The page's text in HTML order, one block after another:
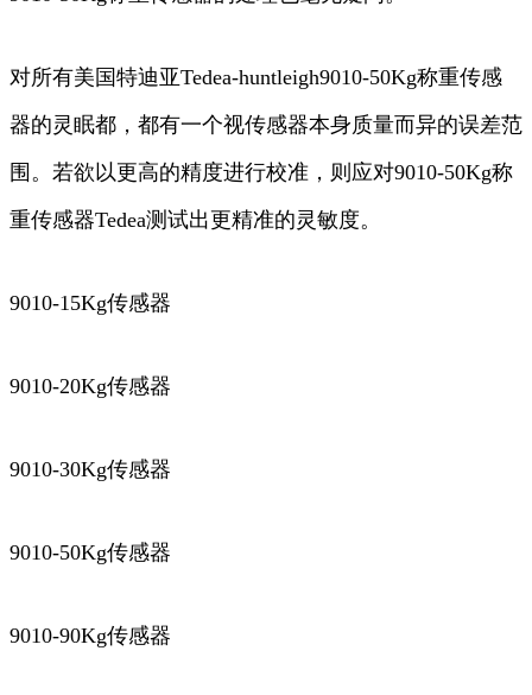
对所有美国特迪亚Tedea-huntleigh9010-50Kg称重传感
器的灵眠都，都有一个视传感器本身质量而异的误差范
围。若欲以更高的精度进行校准，则应对9010-50Kg称
重传感器Tedea测试出更精准的灵敏度。
9010-15Kg传感器
9010-20Kg传感器
9010-30Kg传感器
9010-50Kg传感器
9010-90Kg传感器